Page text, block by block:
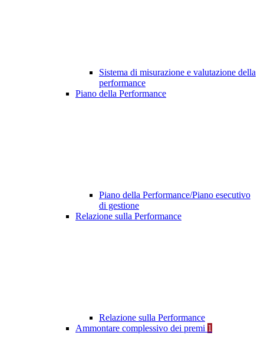
Sistema di misurazione e valutazione della
performance
Piano della Performance
Piano della Performance/Piano esecutivo
di gestione
Relazione sulla Performance
Relazione sulla Performance
Ammontare complessivo dei premi 1